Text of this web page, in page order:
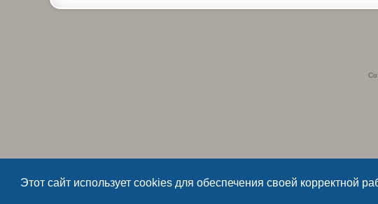
Этот сайт использует cookies для обеспечения своей корректной